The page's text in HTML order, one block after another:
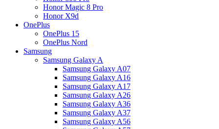
Honor Magic 8 Pro
Honor X9d
OnePlus
OnePlus 15
OnePlus Nord
Samsung
Samsung Galaxy A
Samsung Galaxy A07
Samsung Galaxy A16
Samsung Galaxy A17
Samsung Galaxy A26
Samsung Galaxy A36
Samsung Galaxy A37
Samsung Galaxy A56